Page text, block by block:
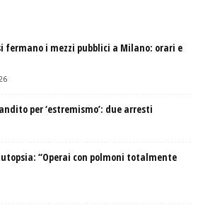
fermano i mezzi pubblici a Milano: orari e
per ‘estremismo’: due arresti
“Operai con polmoni totalmente